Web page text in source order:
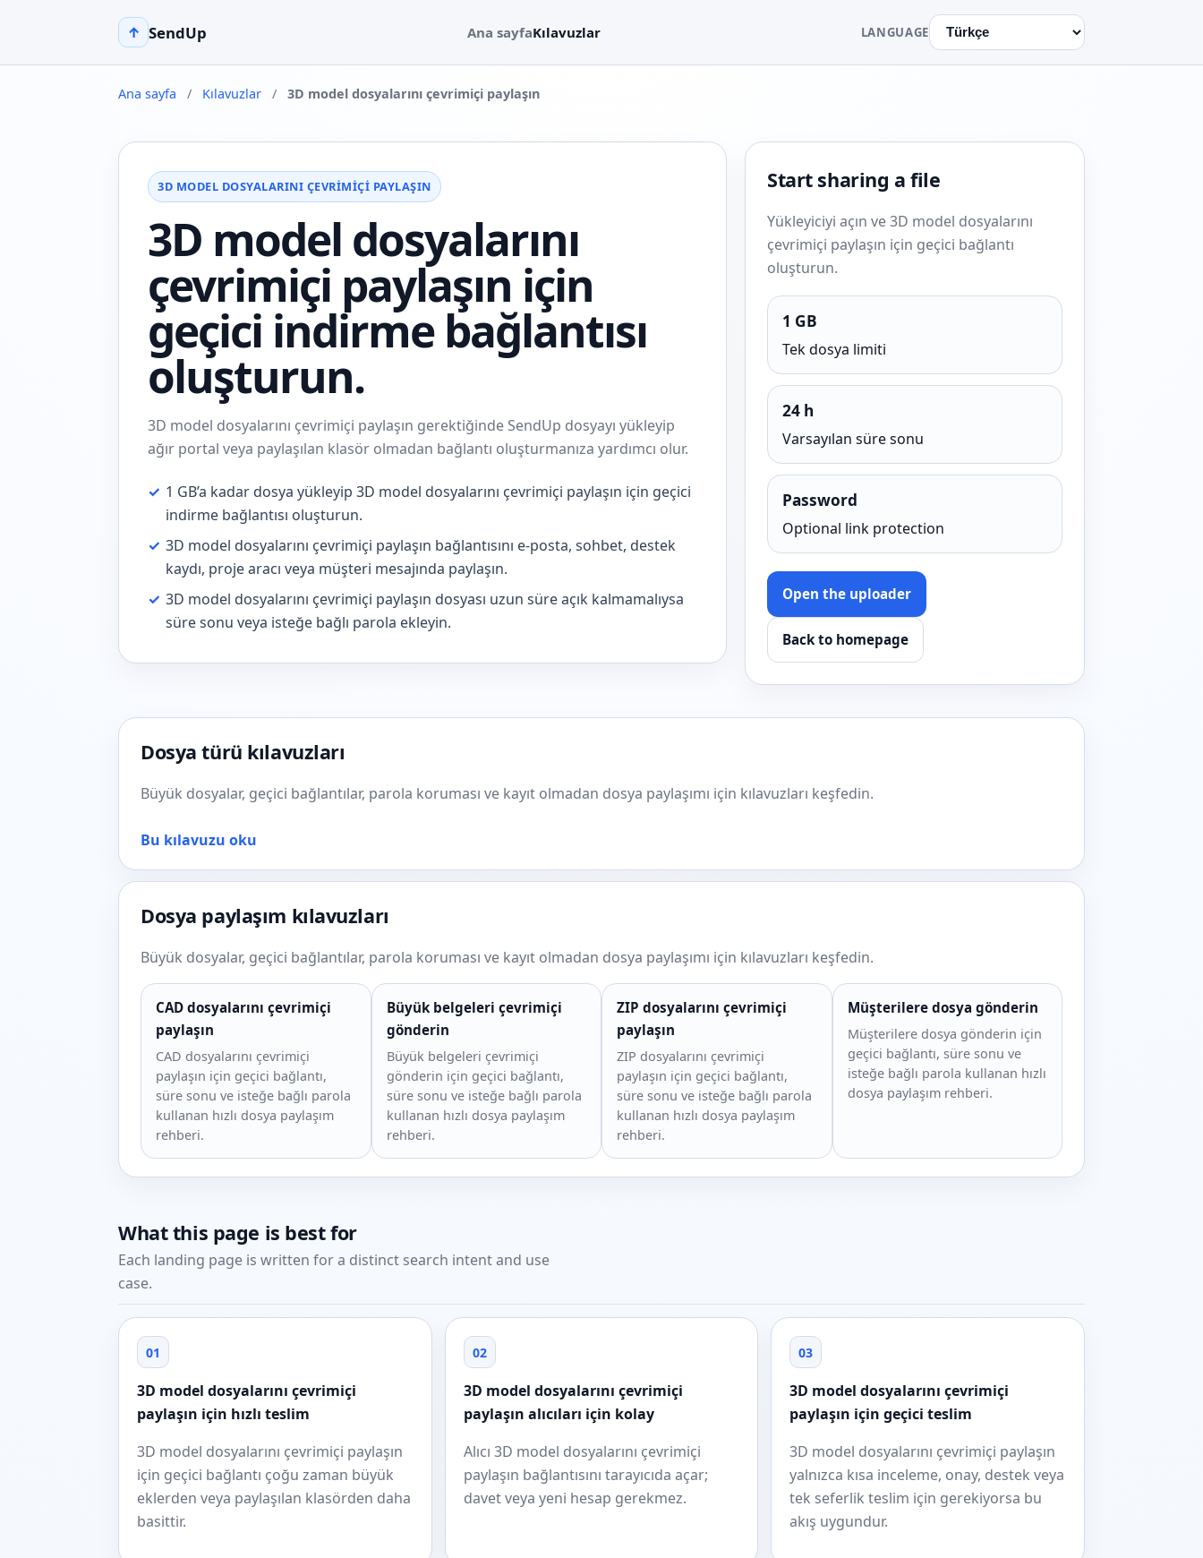
↑ SendUp Ana sayfaKılavuzlar LANGUAGE
Ana sayfa / Kılavuzlar / 3D model dosyalarını çevrimiçi paylaşın
3D MODEL DOSYALARINI ÇEVRIMIÇI PAYLAŞIN
3D model dosyalarını
çevrimiçi paylaşın için
geçici indirme bağlantısı
oluşturun.
3D model dosyalarını çevrimiçi paylaşın gerektiğinde SendUp dosyayı yükleyip
ağır portal veya paylaşılan klasör olmadan bağlantı oluşturmanıza yardımcı olur.
✓ 1 GB’a kadar dosya yükleyip 3D model dosyalarını çevrimiçi paylaşın için geçici
indirme bağlantısı oluşturun.
✓ 3D model dosyalarını çevrimiçi paylaşın bağlantısını e-posta, sohbet, destek
kaydı, proje aracı veya müşteri mesajında paylaşın.
✓ 3D model dosyalarını çevrimiçi paylaşın dosyası uzun süre açık kalmamalıysa
süre sonu veya isteğe bağlı parola ekleyin.
Start sharing a file
Yükleyiciyi açın ve 3D model dosyalarını
çevrimiçi paylaşın için geçici bağlantı
oluşturun.
1 GB
Tek dosya limiti
24 h
Varsayılan süre sonu
Password
Optional link protection
Open the uploader
Back to homepage
Dosya türü kılavuzları
Büyük dosyalar, geçici bağlantılar, parola koruması ve kayıt olmadan dosya paylaşımı için kılavuzları keşfedin.
Bu kılavuzu oku
Dosya paylaşım kılavuzları
Büyük dosyalar, geçici bağlantılar, parola koruması ve kayıt olmadan dosya paylaşımı için kılavuzları keşfedin.
CAD dosyalarını çevrimiçi
paylaşın
CAD dosyalarını çevrimiçi
paylaşın için geçici bağlantı,
süre sonu ve isteğe bağlı parola
kullanan hızlı dosya paylaşım
rehberi.
Büyük belgeleri çevrimiçi
gönderin
Büyük belgeleri çevrimiçi
gönderin için geçici bağlantı,
süre sonu ve isteğe bağlı parola
kullanan hızlı dosya paylaşım
rehberi.
ZIP dosyalarını çevrimiçi
paylaşın
ZIP dosyalarını çevrimiçi
paylaşın için geçici bağlantı,
süre sonu ve isteğe bağlı parola
kullanan hızlı dosya paylaşım
rehberi.
Müşterilere dosya gönderin
Müşterilere dosya gönderin için
geçici bağlantı, süre sonu ve
isteğe bağlı parola kullanan hızlı
dosya paylaşım rehberi.
What this page is best for
Each landing page is written for a distinct search intent and use
case.
01
3D model dosyalarını çevrimiçi
paylaşın için hızlı teslim
3D model dosyalarını çevrimiçi paylaşın
için geçici bağlantı çoğu zaman büyük
eklerden veya paylaşılan klasörden daha
basittir.
02
3D model dosyalarını çevrimiçi
paylaşın alıcıları için kolay
Alıcı 3D model dosyalarını çevrimiçi
paylaşın bağlantısını tarayıcıda açar;
davet veya yeni hesap gerekmez.
03
3D model dosyalarını çevrimiçi
paylaşın için geçici teslim
3D model dosyalarını çevrimiçi paylaşın
yalnızca kısa inceleme, onay, destek veya
tek seferlik teslim için gerekiyorsa bu
akış uygundur.